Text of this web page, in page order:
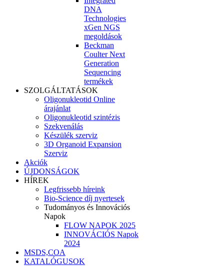
DNA
Technologies
xGen NGS
megoldások
Beckman
Coulter Next
Generation
Sequencing
termékek
SZOLGÁLTATÁSOK
Oligonukleotid Online
árajánlat
Oligonukleotid szintézis
Szekvenálás
Készülék szerviz
3D Organoid Expansion
Szerviz
Akciók
ÚJDONSÁGOK
HÍREK
Legfrissebb híreink
Bio-Science díj nyertesek
Tudományos és Innovációs
Napok
FLOW NAPOK 2025
INNOVÁCIÓS Napok
2024
MSDS,COA
KATALÓGUSOK